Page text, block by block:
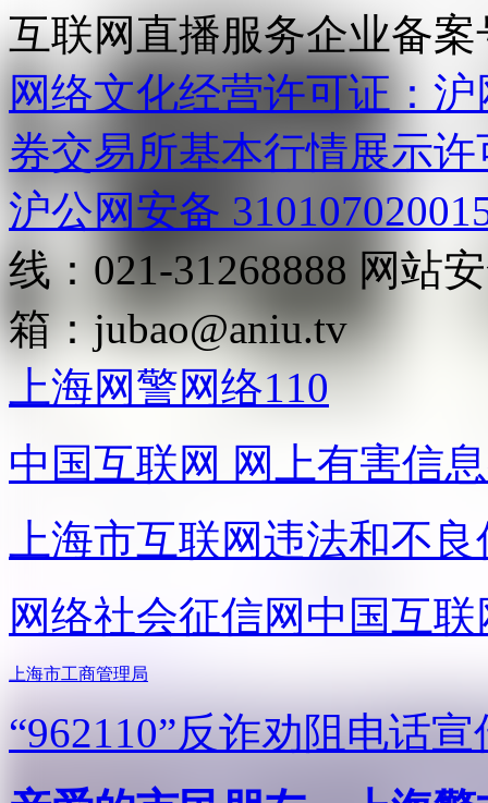
互联网直播服务企业备案
网络文化经营许可证：
券交易所基本行情展示许
沪公网安备
线：021-31268888 网站
箱：jubao@aniu.tv
上海网警网络110
中国互联网 网上有害信
上海市互联网违法和不
网络社会征信网 中国互
上海市工商管理局
“962110”反诈劝阻电话宣